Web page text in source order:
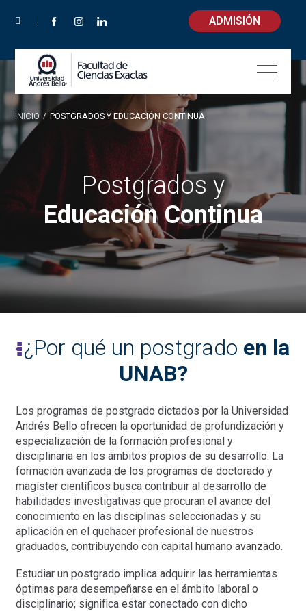
ADMISIÓN
INICIO / POSTGRADOS Y EDUCACIÓN CONTINUA
Postgrados y
Educación Continua
¿Por qué un postgrado en la
UNAB?
Los programas de postgrado dictados por la Universidad
Andrés Bello ofrecen la oportunidad de profundización y
especialización de la formación profesional y
disciplinaria en los ámbitos propios de su desarrollo. La
formación avanzada de los programas de doctorado y
magíster científicos busca contribuir al desarrollo de
habilidades investigativas que procuran el avance del
conocimiento en las disciplinas seleccionadas y su
aplicación en el quehacer profesional de nuestros
graduados, contribuyendo con capital humano avanzado.
Estudiar un postgrado implica adquirir las herramientas
óptimas para desempeñarse en el ámbito laboral o
disciplinario; significa estar conectado con dicho